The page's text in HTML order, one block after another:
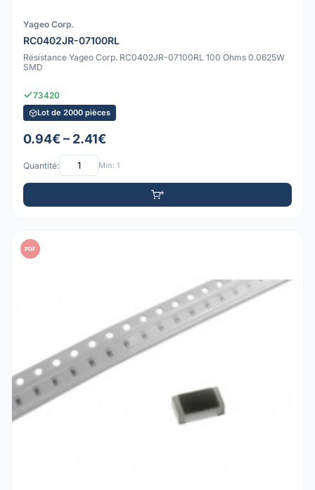
Yageo Corp.
RC0402JR-07100RL
Résistance Yageo Corp. RC0402JR-07100RL 100 Ohms 0.0625W
SMD
73420
Lot de 2000 pièces
0.94€ – 2.41€
Quantité: Min: 1
PDF